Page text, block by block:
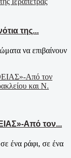
της...
να επιβαίνουν
Από τον...
ένα ράφι, σε ένα